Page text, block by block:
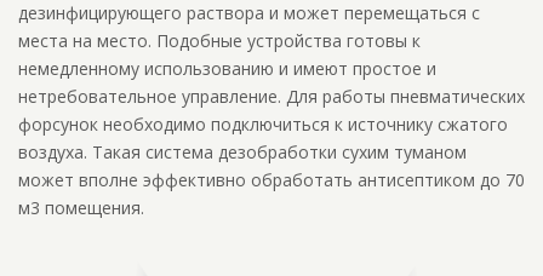
дезинфицирующего раствора и может перемещаться с
места на место. Подобные устройства готовы к
немедленному использованию и имеют простое и
нетребовательное управление. Для работы пневматических
форсунок необходимо подключиться к источнику сжатого
воздуха. Такая система дезобработки сухим туманом
может вполне эффективно обработать антисептиком до 70
м3 помещения.